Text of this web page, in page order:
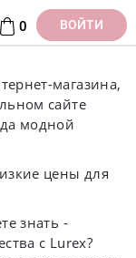
0 ВОЙТИ
магазина,
сайте
модной
цены для
знать -
с Lurex?